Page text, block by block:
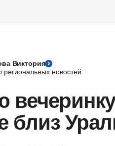
Виктория
региональных новостей
близ